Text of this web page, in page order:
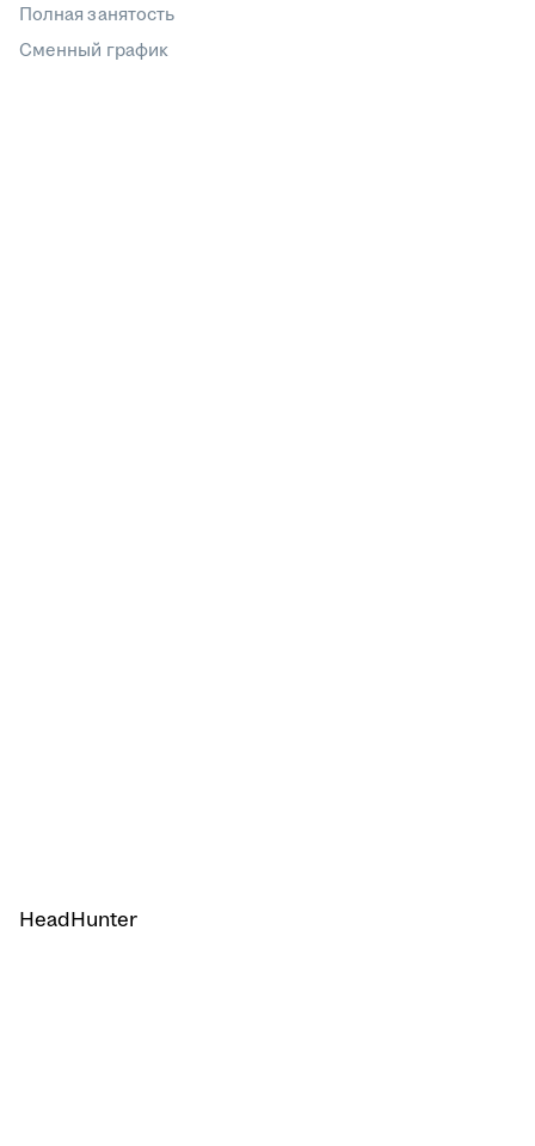
Полная занятость
Сменный график
HeadHunter